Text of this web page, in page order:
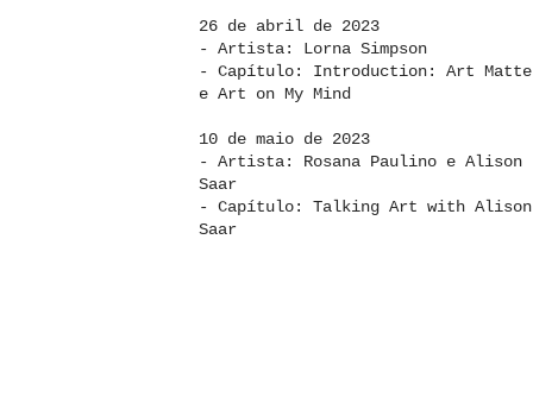
26 de abril de 2023
- Artista: Lorna Simpson
- Capítulo: Introduction: Art
e Art on My
10 de maio de 2023
- Artista: Rosana Paulino e Alison
Saar
- Capítulo: Talking Art with Alison
Saar